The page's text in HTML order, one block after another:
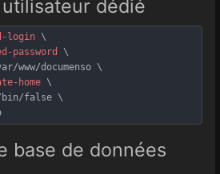
utilisateur dédié
login \
password
\
www/documenso \
home \
false \
base de données